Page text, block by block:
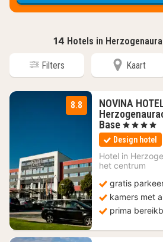
14 Hotels in
Filters Kaart
8.8
NOVINA
Base 1
nacht
vanaf
99
€
, 4 Sterren
Design hotel
Hotel in
het centrum
gratis
kamers met
prima